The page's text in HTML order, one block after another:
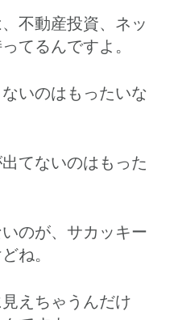
不動産投資、ネッ
てるんですよ。
いのはもったいな
てないのはもった
のが、サカッキー
ね。
えちゃうんだけ